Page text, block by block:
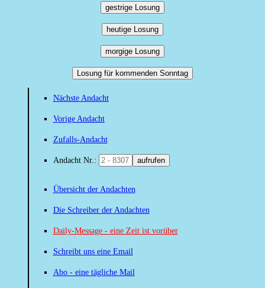
gestrige Losung
heutige Losung
morgige Losung
Losung für kommenden Sonntag
Nächste Andacht
Vorige Andacht
Zufalls-Andacht
Andacht Nr.: aufrufen
Übersicht der Andachten
Die Schreiber der Andachten
Daily-Message - eine Zeit ist vorüber
Schreibt uns eine Email
Abo - eine tägliche Mail